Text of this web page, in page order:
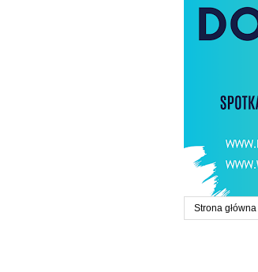
Strona główna